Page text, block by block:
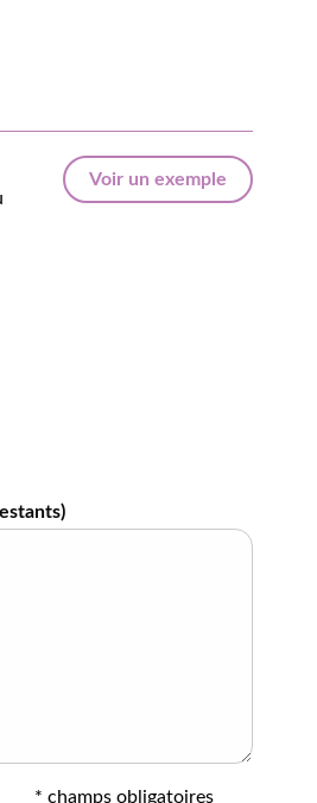
Voir un exemple
* champs obligatoires